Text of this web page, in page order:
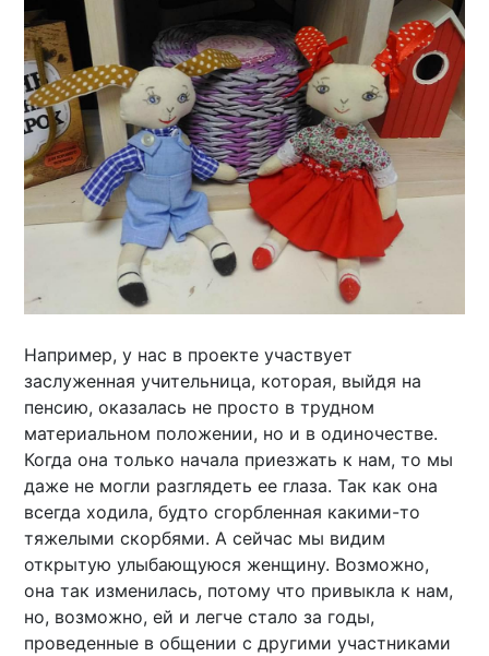
Например, у нас в проекте участвует
заслуженная учительница, которая, выйдя на
пенсию, оказалась не просто в трудном
материальном положении, но и в одиночестве.
Когда она только начала приезжать к нам, то мы
даже не могли разглядеть ее глаза. Так как она
всегда ходила, будто сгорбленная какими-то
тяжелыми скорбями. А сейчас мы видим
открытую улыбающуюся женщину. Возможно,
она так изменилась, потому что привыкла к нам,
но, возможно, ей и легче стало за годы,
проведенные в общении с другими участниками